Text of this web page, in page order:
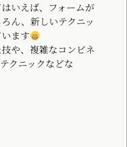
いえば、フォームが
ん、新しいテクニッ
ます
や、複雑なコンビネ
クニックなどな